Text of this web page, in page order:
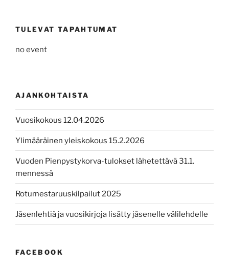
TULEVAT TAPAHTUMAT
no event
AJANKOHTAISTA
Vuosikokous 12.04.2026
Ylimääräinen yleiskokous 15.2.2026
Vuoden Pienpystykorva-tulokset lähetettävä 31.1.
mennessä
Rotumestaruuskilpailut 2025
Jäsenlehtiä ja vuosikirjoja lisätty jäsenelle välilehdelle
FACEBOOK